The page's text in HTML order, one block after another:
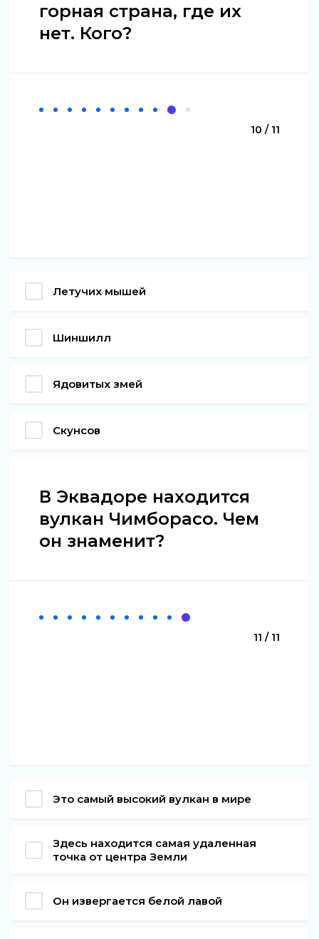
горная страна, где их
нет. Кого?
10 / 11
Летучих мышей
Шиншилл
Ядовитых змей
Скунсов
В Эквадоре находится
вулкан Чимборасо. Чем
он знаменит?
11 / 11
Это самый высокий вулкан в мире
Здесь находится самая удаленная
точка от центра Земли
Он извергается белой лавой